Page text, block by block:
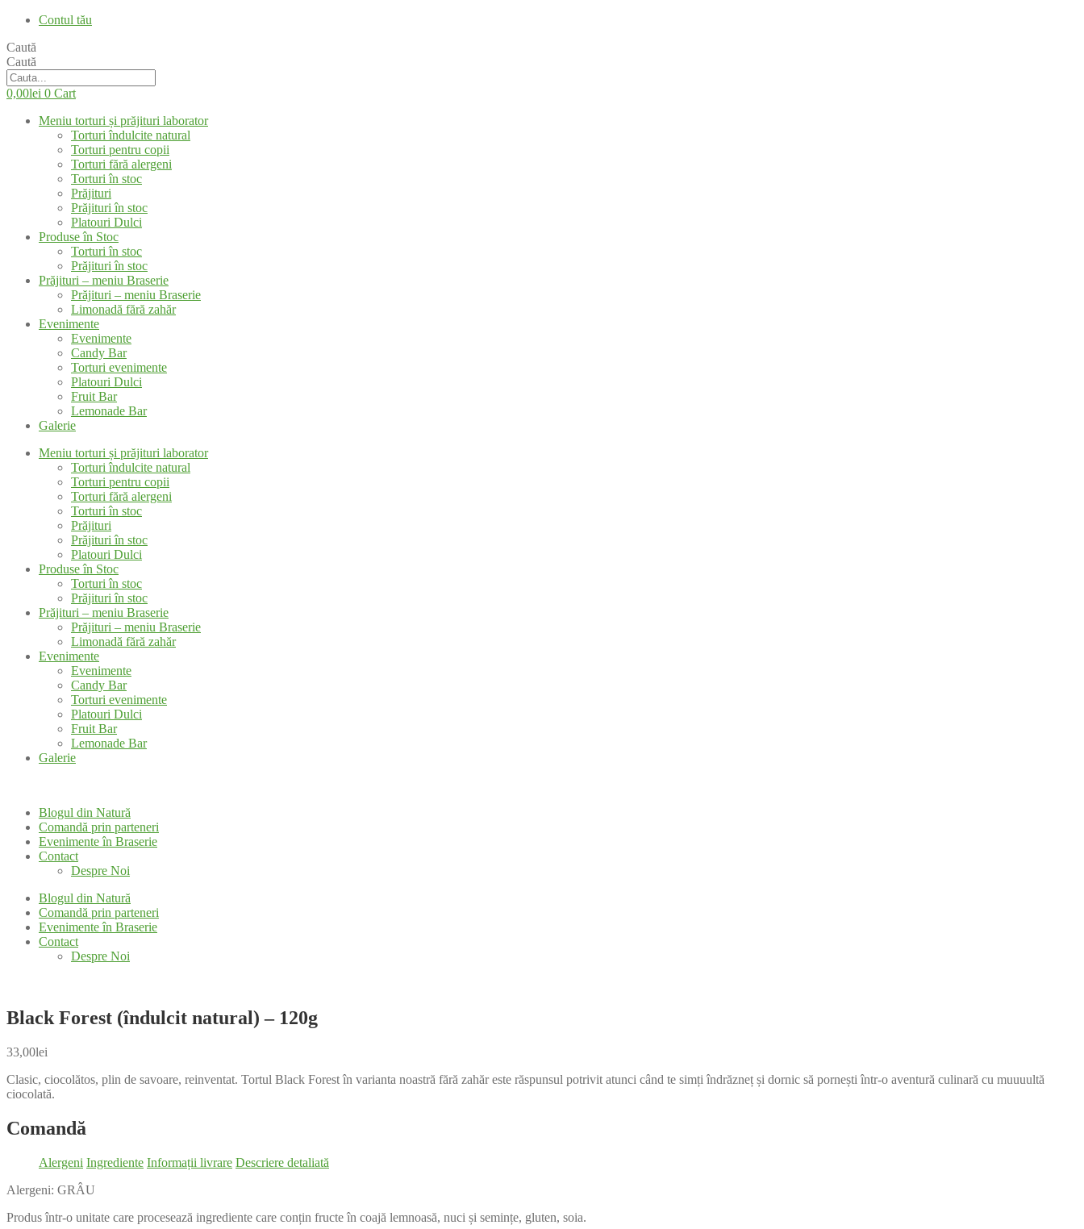
Contul tău
Caută
Caută
0,00lei 0 Cart
Meniu torturi și prăjituri laborator
Torturi îndulcite natural
Torturi pentru copii
Torturi fără alergeni
Torturi în stoc
Prăjituri
Prăjituri în stoc
Platouri Dulci
Produse în Stoc
Torturi în stoc
Prăjituri în stoc
Prăjituri – meniu Braserie
Prăjituri – meniu Braserie
Limonadă fără zahăr
Evenimente
Evenimente
Candy Bar
Torturi evenimente
Platouri Dulci
Fruit Bar
Lemonade Bar
Galerie
Meniu torturi și prăjituri laborator
Torturi îndulcite natural
Torturi pentru copii
Torturi fără alergeni
Torturi în stoc
Prăjituri
Prăjituri în stoc
Platouri Dulci
Produse în Stoc
Torturi în stoc
Prăjituri în stoc
Prăjituri – meniu Braserie
Prăjituri – meniu Braserie
Limonadă fără zahăr
Evenimente
Evenimente
Candy Bar
Torturi evenimente
Platouri Dulci
Fruit Bar
Lemonade Bar
Galerie
Blogul din Natură
Comandă prin parteneri
Evenimente în Braserie
Contact
Despre Noi
Blogul din Natură
Comandă prin parteneri
Evenimente în Braserie
Contact
Despre Noi
Black Forest (îndulcit natural) – 120g
33,00lei
Clasic, ciocolătos, plin de savoare, reinventat. Tortul Black Forest în varianta noastră fără zahăr este răspunsul potrivit atunci când te simți îndrăzneț și dornic să pornești într-o aventură culinară cu muuuultă
ciocolată.
Comandă
Alergeni Ingrediente Informații livrare Descriere detaliată
Alergeni: GRÂU
Produs într-o unitate care procesează ingrediente care conțin fructe în coajă lemnoasă, nuci și semințe, gluten, soia.